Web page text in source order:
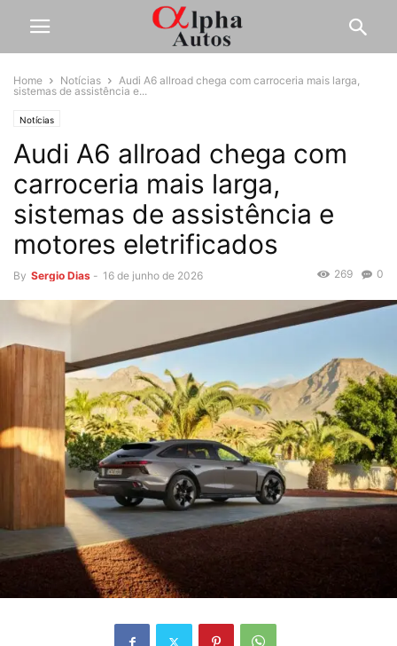
Home Notícias
Audi A6 allroad chega com carroceria mais larga,
sistemas de assistência e...
Notícias
Audi A6 allroad chega com
carroceria mais larga,
sistemas de assistência e
motores eletrificados
By Sergio Dias - 16 de junho de 2026 0
269